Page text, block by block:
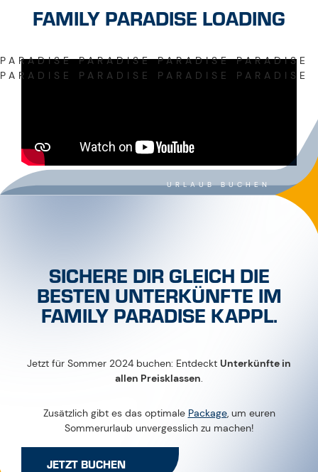
FAMILY PARADISE LOADING
PARADISE PARADISE PARADISE PARADISE
PARADISE PARADISE PARADISE PARADISE
URLAUB BUCHEN
SICHERE DIR GLEICH DIE
BESTEN UNTERKÜNFTE IM
FAMILY PARADISE KAPPL.
Jetzt für Sommer 2024 buchen: Entdeckt Unterkünfte in
allen Preisklassen
Zusätzlich gibt es das optimale Package, um euren
Sommerurlaub unvergesslich zu machen!
JETZT BUCHEN